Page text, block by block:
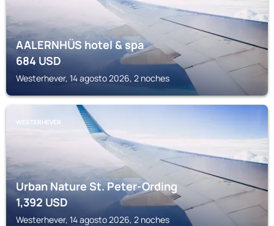
AALERNHÜS hotel & spa
684USD
Westerhever, 14 agosto 2026, 2 noches
WESTERHEVER
Urban Nature St. Peter-Ording
1,392USD
Westerhever, 14 agosto 2026, 2 noches